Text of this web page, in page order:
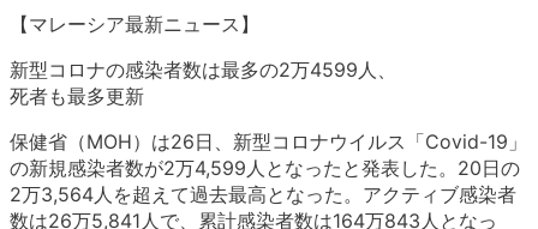
【マレーシア最新ニュース】
新型コロナの感染者数は最多の2万4599人、
死者も最多更新
保健省（MOH）は26日、新型コロナウイルス「Covid-19」
の新規感染者数が2万4,599人となったと発表した。20日の
2万3,564人を超えて過去最高となった。アクティブ感染者
数は26万5,841人で、累計感染者数は164万843人となっ